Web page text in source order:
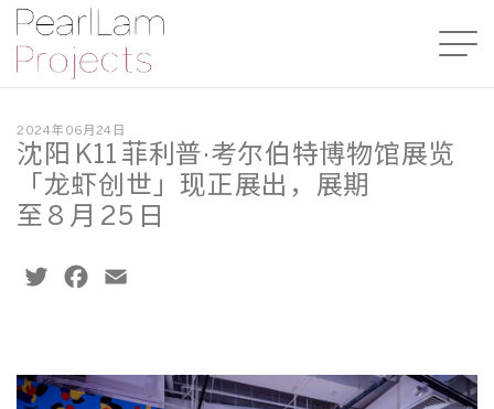
2024年06月24日
沈阳 K11 菲利普·考尔伯特博物馆展览
「龙虾创世」现正展出，展期
至 8 月 25 日
TwitterFacebook